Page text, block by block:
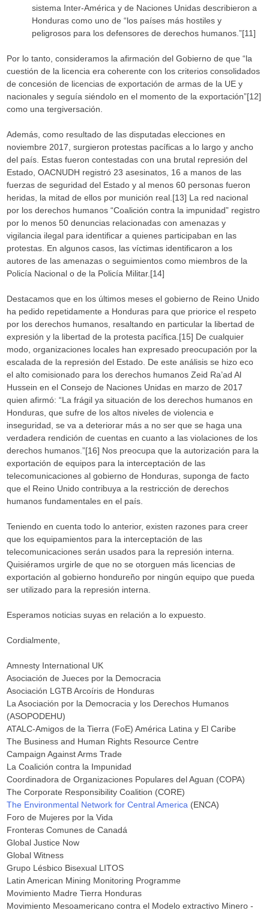
sistema Inter-América y de Naciones Unidas describieron a
Honduras como uno de “los países más hostiles y
peligrosos para los defensores de derechos humanos.”[11]
Por lo tanto, consideramos la afirmación del Gobierno de que “la
cuestión de la licencia era coherente con los criterios consolidados
de concesión de licencias de exportación de armas de la UE y
nacionales y seguía siéndolo en el momento de la exportación”[12]
como una tergiversación.
Además, como resultado de las disputadas elecciones en
noviembre 2017, surgieron protestas pacíficas a lo largo y ancho
del país. Estas fueron contestadas con una brutal represión del
Estado, OACNUDH registró 23 asesinatos, 16 a manos de las
fuerzas de seguridad del Estado y al menos 60 personas fueron
heridas, la mitad de ellos por munición real.[13] La red nacional
por los derechos humanos “Coalición contra la impunidad” registro
por lo menos 50 denuncias relacionadas con amenazas y
vigilancia ilegal para identificar a quienes participaban en las
protestas. En algunos casos, las víctimas identificaron a los
autores de las amenazas o seguimientos como miembros de la
Policía Nacional o de la Policía Militar.[14]
Destacamos que en los últimos meses el gobierno de Reino Unido
ha pedido repetidamente a Honduras para que priorice el respeto
por los derechos humanos, resaltando en particular la libertad de
expresión y la libertad de la protesta pacífica.[15] De cualquier
modo, organizaciones locales han expresado preocupación por la
escalada de la represión del Estado. De este análisis se hizo eco
el alto comisionado para los derechos humanos Zeid Ra’ad Al
Hussein en el Consejo de Naciones Unidas en marzo de 2017
quien afirmó: “La frágil ya situación de los derechos humanos en
Honduras, que sufre de los altos niveles de violencia e
inseguridad, se va a deteriorar más a no ser que se haga una
verdadera rendición de cuentas en cuanto a las violaciones de los
derechos humanos.”[16] Nos preocupa que la autorización para la
exportación de equipos para la interceptación de las
telecomunicaciones al gobierno de Honduras, suponga de facto
que el Reino Unido contribuya a la restricción de derechos
humanos fundamentales en el país.
Teniendo en cuenta todo lo anterior, existen razones para creer
que los equipamientos para la interceptación de las
telecomunicaciones serán usados para la represión interna.
Quisiéramos urgirle de que no se otorguen más licencias de
exportación al gobierno hondureño por ningún equipo que pueda
ser utilizado para la represión interna.
Esperamos noticias suyas en relación a lo expuesto.
Cordialmente,
Amnesty International UK
Asociación de Jueces por la Democracia
Asociación LGTB Arcoíris de Honduras
La Asociación por la Democracia y los Derechos Humanos
(ASOPODEHU)
ATALC-Amigos de la Tierra (FoE) América Latina y El Caribe
The Business and Human Rights Resource Centre
Campaign Against Arms Trade
La Coalición contra la Impunidad
Coordinadora de Organizaciones Populares del Aguan (COPA)
The Corporate Responsibility Coalition (CORE)
The Environmental Network for Central America (ENCA)
Foro de Mujeres por la Vida
Fronteras Comunes de Canadá
Global Justice Now
Global Witness
Grupo Lésbico Bisexual LITOS
Latin American Mining Monitoring Programme
Movimiento Madre Tierra Honduras
Movimiento Mesoamericano contra el Modelo extractivo Minero -